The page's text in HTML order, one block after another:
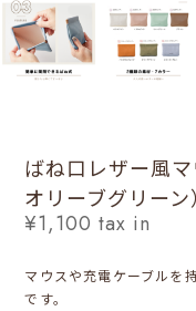
ばね口レザー風
オリーブグリーン
¥1,100 tax in
マウスや充電ケーブルを
です。